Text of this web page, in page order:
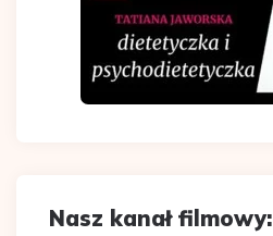
Nasz kanał filmowy: